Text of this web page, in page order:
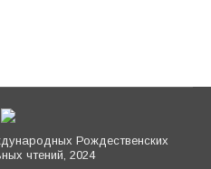
Рождественских
чтений, 2024